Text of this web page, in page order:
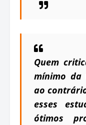
Quem
mínimo da
ao
esses
ótimos